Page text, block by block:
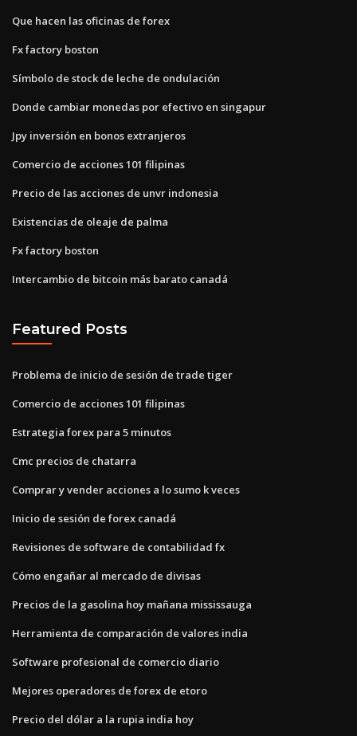
Que hacen las oficinas de forex
Fx factory boston
Símbolo de stock de leche de ondulación
Donde cambiar monedas por efectivo en singapur
Jpy inversión en bonos extranjeros
Comercio de acciones 101 filipinas
Precio de las acciones de unvr indonesia
Existencias de oleaje de palma
Fx factory boston
Intercambio de bitcoin más barato canadá
Featured Posts
Problema de inicio de sesión de trade tiger
Comercio de acciones 101 filipinas
Estrategia forex para 5 minutos
Cmc precios de chatarra
Comprar y vender acciones a lo sumo k veces
Inicio de sesión de forex canadá
Revisiones de software de contabilidad fx
Cómo engañar al mercado de divisas
Precios de la gasolina hoy mañana mississauga
Herramienta de comparación de valores india
Software profesional de comercio diario
Mejores operadores de forex de etoro
Precio del dólar a la rupia india hoy